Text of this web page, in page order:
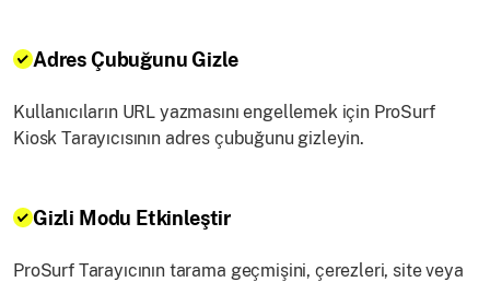
Adres Çubuğunu Gizle
Kullanıcıların URL yazmasını engellemek için ProSurf
Kiosk Tarayıcısının adres çubuğunu gizleyin.
Gizli Modu Etkinleştir
ProSurf Tarayıcının tarama geçmişini, çerezleri, site veya